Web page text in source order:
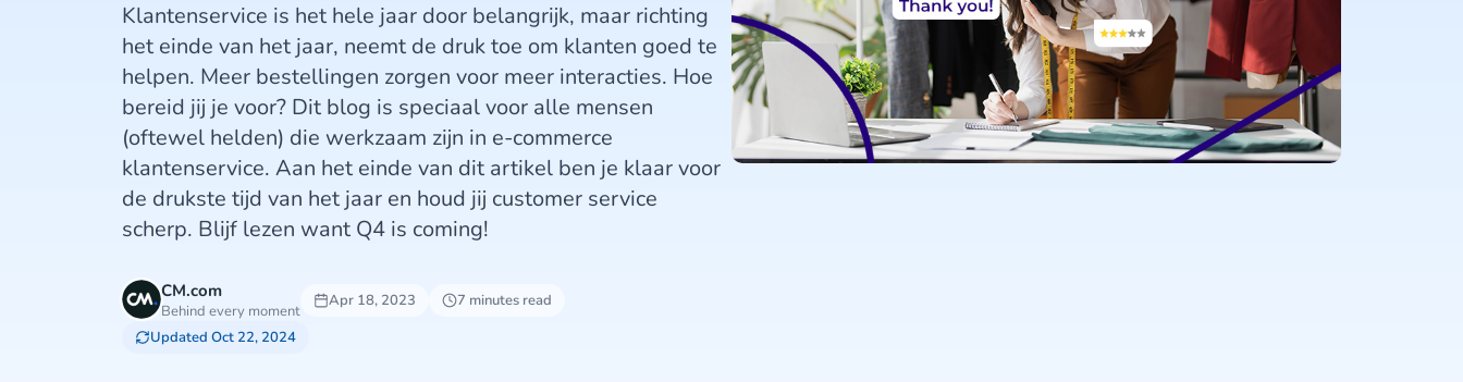
Klantenservice is het hele jaar door belangrijk, maar richting
het einde van het jaar, neemt de druk toe om klanten goed te
helpen. Meer bestellingen zorgen voor meer interacties. Hoe
bereid jij je voor? Dit blog is speciaal voor alle mensen
(oftewel helden) die werkzaam zijn in e-commerce
klantenservice. Aan het einde van dit artikel ben je klaar voor
de drukste tijd van het jaar en houd jij customer service
scherp. Blijf lezen want Q4 is coming!
CM.com
Behind every moment
Apr 18, 2023
7 minutes read
Updated Oct 22, 2024